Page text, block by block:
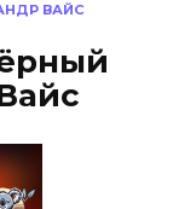
ВАЙС